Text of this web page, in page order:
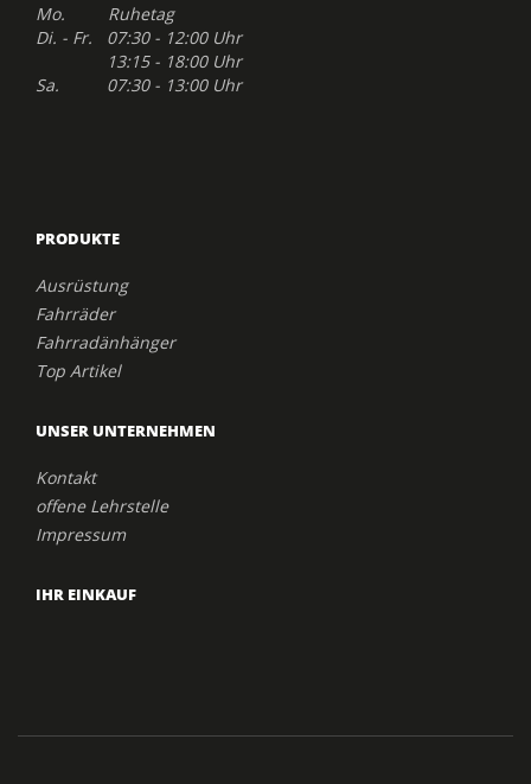
Mo. Ruhetag
Di. - Fr. 07:30 - 12:00 Uhr
13:15 - 18:00 Uhr
Sa. 07:30 - 13:00 Uhr
PRODUKTE
Ausrüstung
Fahrräder
Fahrradänhänger
Top Artikel
UNSER UNTERNEHMEN
Kontakt
offene Lehrstelle
Impressum
IHR EINKAUF